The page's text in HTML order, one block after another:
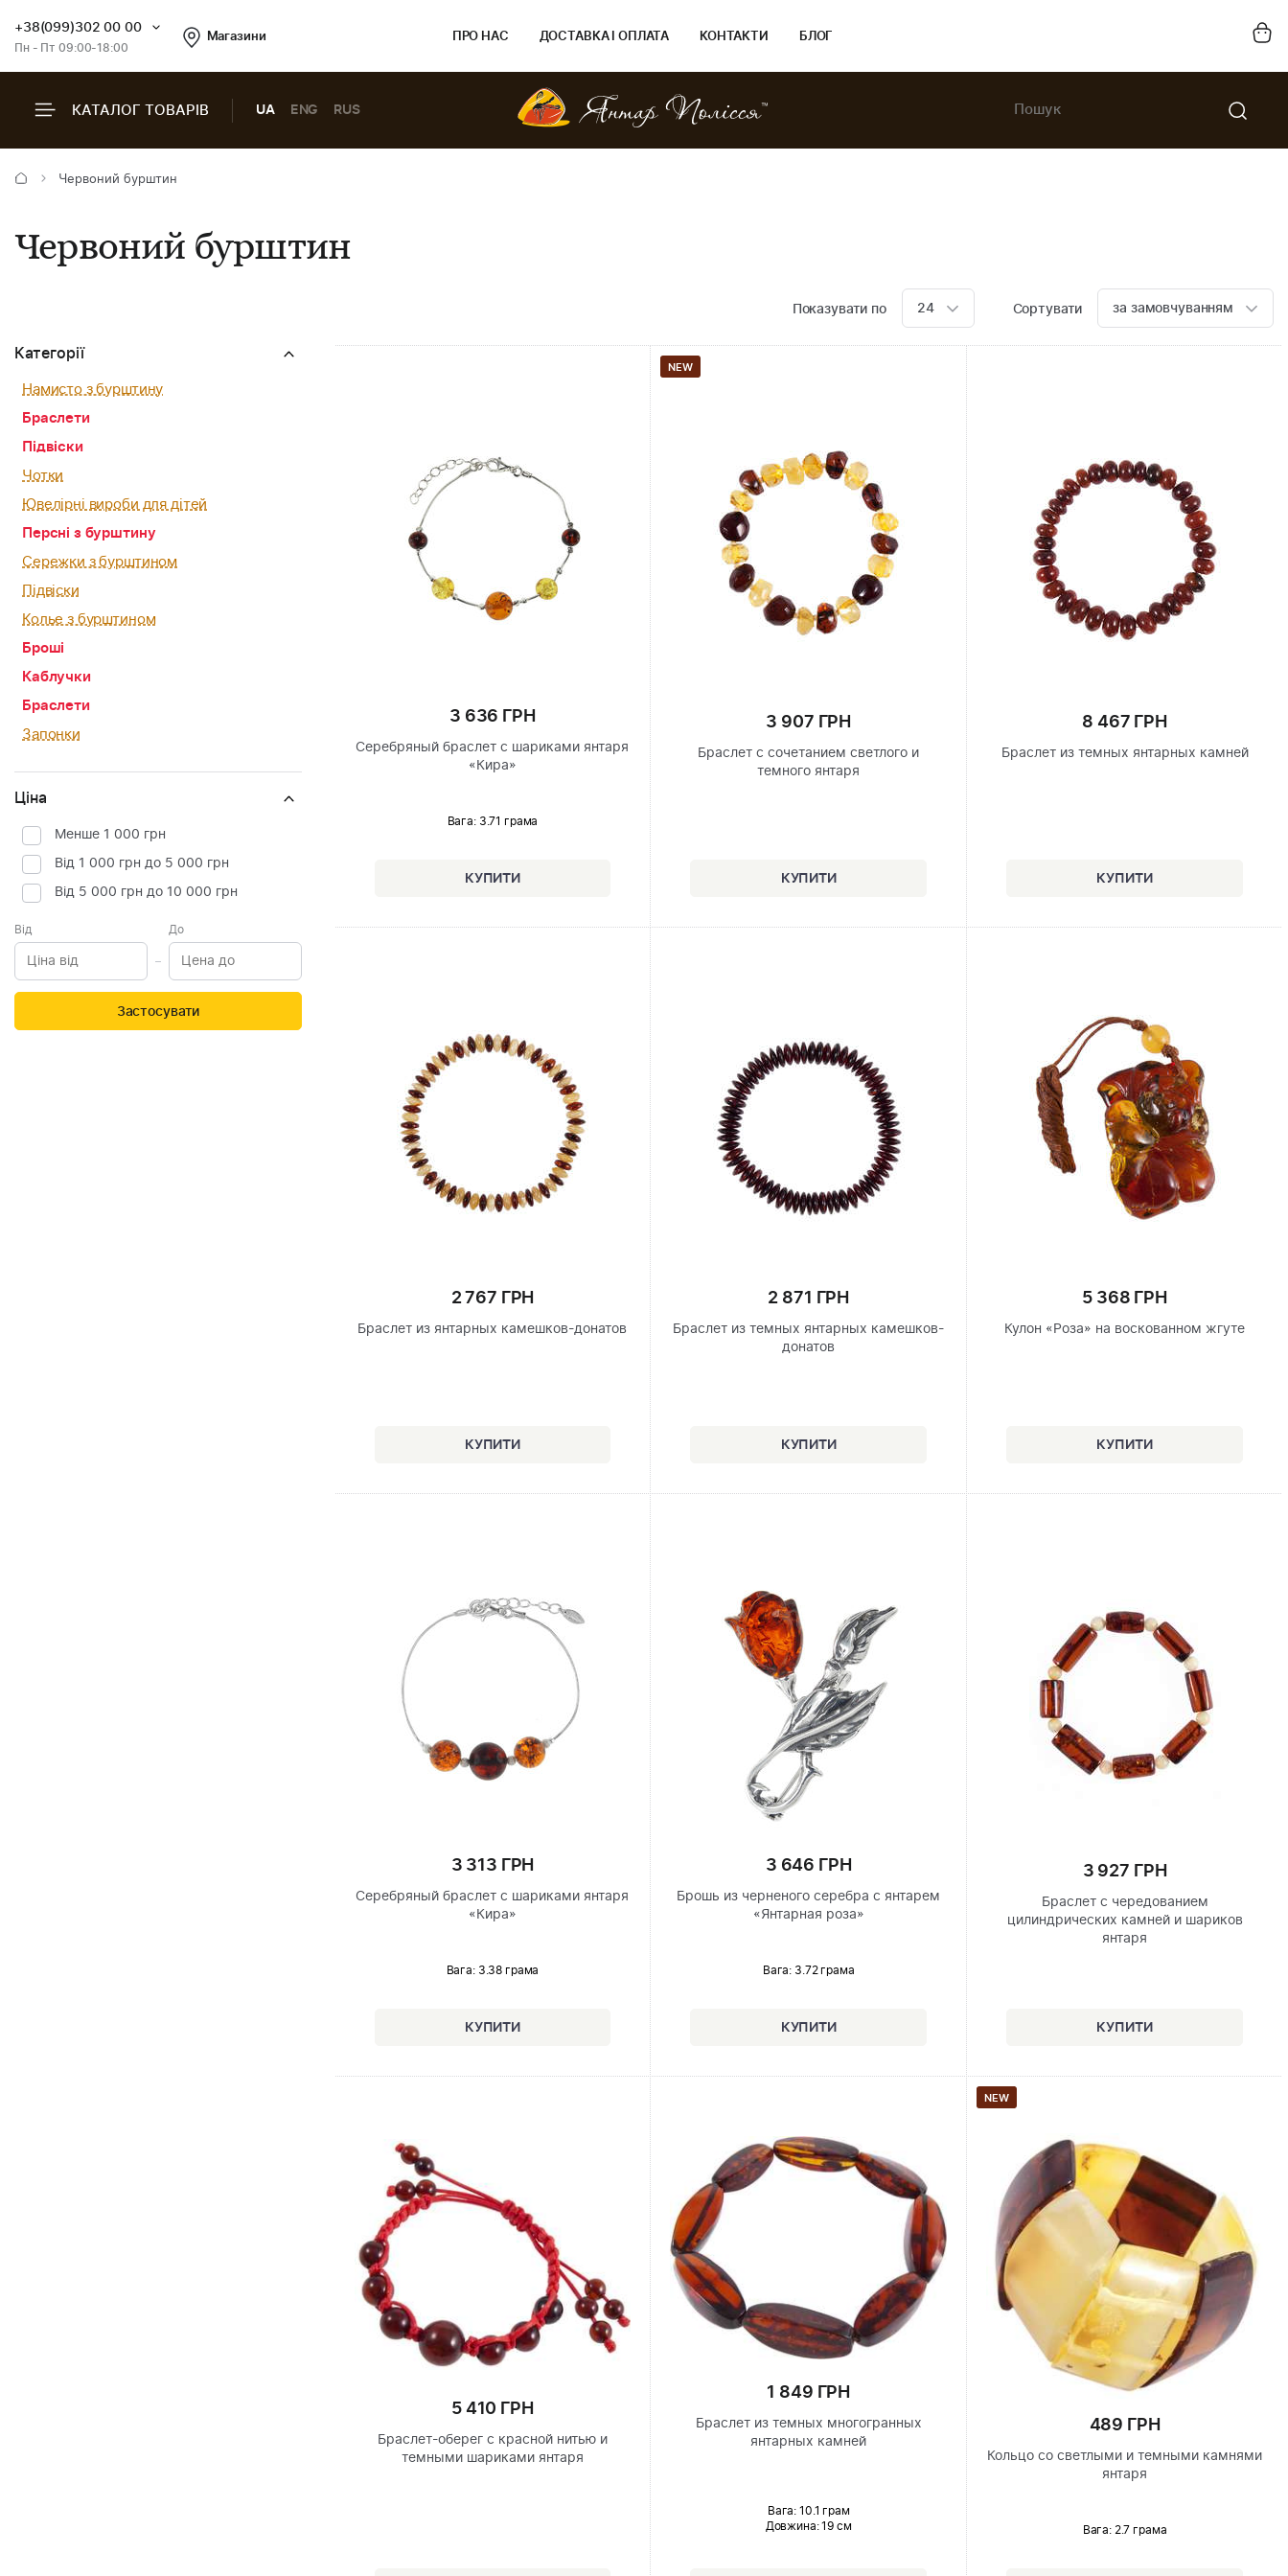
+38(099)302 00 00
Пн - Пт 09:00-18:00
Магазини ПРО НАС ДОСТАВКА І ОПЛАТА КОНТАКТИ БЛОГ
КАТАЛОГ ТОВАРІВ UA ENG RUS
Червоний бурштин
Червоний бурштин
Показувати по 24 Сортувати за замовчуванням
Категорії
Намисто з бурштину
Браслети
Підвіски
Чотки
Ювелірні вироби для дітей
Персні з бурштину
Сережки з бурштином
Підвіски
Колье з бурштином
Броші
Каблучки
Браслети
Запонки
Ціна
Менше 1 000 грн
Від 1 000 грн до 5 000 грн
Від 5 000 грн до 10 000 грн
Від До
Застосувати
3 636 ГРН
Серебряный браслет с шариками янтаря
«Кира»
Вага: 3.71 грама
NEW
3 907 ГРН
Браслет с сочетанием светлого и
темного янтаря
8 467 ГРН
Браслет из темных янтарных камней
2 767 ГРН
Браслет из янтарных камешков-донатов
2 871 ГРН
Браслет из темных янтарных камешков-
донатов
5 368 ГРН
Кулон «Роза» на воскованном жгуте
3 313 ГРН
Серебряный браслет с шариками янтаря
«Кира»
Вага: 3.38 грама
3 646 ГРН
Брошь из черненого серебра с янтарем
«Янтарная роза»
Вага: 3.72 грама
3 927 ГРН
Браслет с чередованием
цилиндрических камней и шариков
янтаря
5 410 ГРН
Браслет-оберег с красной нитью и
темными шариками янтаря
1 849 ГРН
Браслет из темных многогранных
янтарных камней
Вага: 10.1 грам
Довжина:19 см
NEW
489 ГРН
Кольцо со светлыми и темными камнями
янтаря
Вага: 2.7 грама